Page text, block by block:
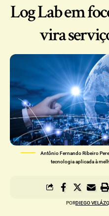
Log Lab em
vira
Antônio Fernando Ribeiro
tecnologia aplicada à
PORDIEGO